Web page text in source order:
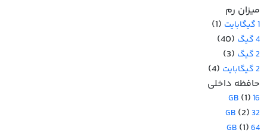
میزان رم
1 گیگابایت (1)
4 گیگ (40)
2 گیگ (3)
2 گیگابایت
(4)
حافظه داخلی
16 GB
(1)
32 GB
(2)
64 GB
(1)